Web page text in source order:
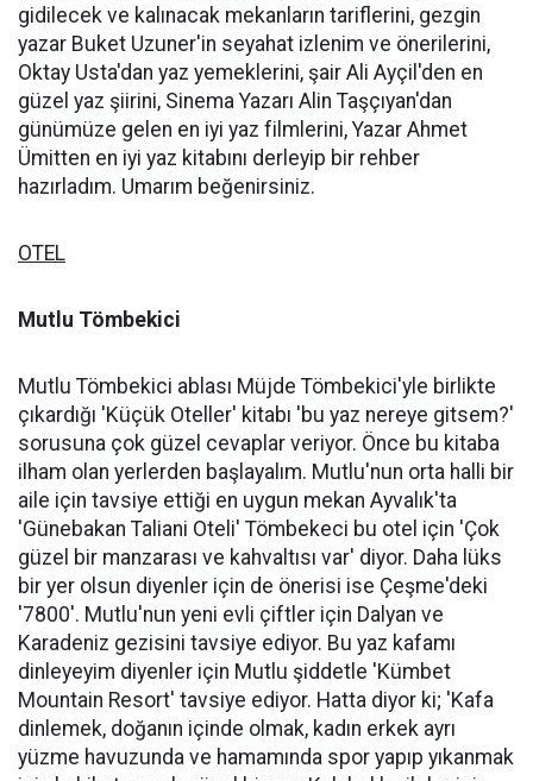
gidilecek ve kalınacak mekanların tariflerini, gezgin
yazar Buket Uzuner'in seyahat izlenim ve önerilerini,
Oktay Usta'dan yaz yemeklerini, şair Ali Ayçil'den en
güzel yaz şiirini, Sinema Yazarı Alin Taşçıyan'dan
günümüze gelen en iyi yaz filmlerini, Yazar Ahmet
Ümitten en iyi yaz kitabını derleyip bir rehber
hazırladım. Umarım beğenirsiniz.
OTEL
Mutlu Tömbekici
Mutlu Tömbekici ablası Müjde Tömbekici'yle birlikte
çıkardığı 'Küçük Oteller' kitabı 'bu yaz nereye gitsem?'
sorusuna çok güzel cevaplar veriyor. Önce bu kitaba
ilham olan yerlerden başlayalım. Mutlu'nun orta halli bir
aile için tavsiye ettiği en uygun mekan Ayvalık'ta
'Günebakan Taliani Oteli' Tömbekeci bu otel için 'Çok
güzel bir manzarası ve kahvaltısı var' diyor. Daha lüks
bir yer olsun diyenler için de önerisi ise Çeşme'deki
'7800'. Mutlu'nun yeni evli çiftler için Dalyan ve
Karadeniz gezisini tavsiye ediyor. Bu yaz kafamı
dinleyeyim diyenler için Mutlu şiddetle 'Kümbet
Mountain Resort' tavsiye ediyor. Hatta diyor ki; 'Kafa
dinlemek, doğanın içinde olmak, kadın erkek ayrı
yüzme havuzunda ve hamamında spor yapıp yıkanmak